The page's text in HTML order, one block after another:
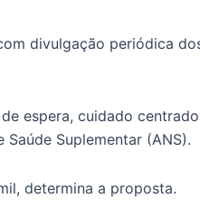
divulgação periódica
espera, cuidado
Suplementar (ANS).
determina a proposta.